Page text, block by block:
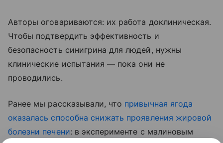
Авторы оговариваются: их работа доклиническая.
Чтобы подтвердить эффективность и
безопасность синигрина для людей, нужны
клинические испытания — пока они не
проводились.
Ранее мы рассказывали, что привычная ягода
оказалась способна снижать проявления жировой
болезни печени: в эксперименте с малиновым